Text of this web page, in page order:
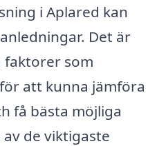
i Aplared kan
Det är
som
att kunna jämföra
få bästa möjliga
de viktigaste